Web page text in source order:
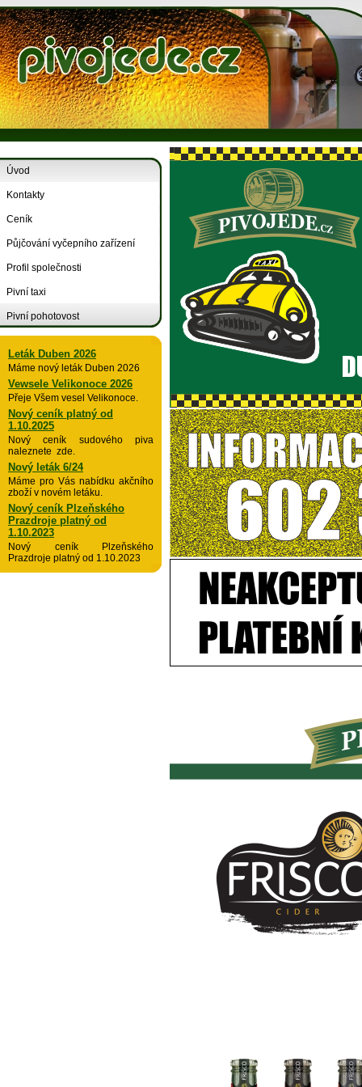
Úvod
Kontakty
Ceník
Půjčování vyčepního zařízení
Profil společnosti
Pivní taxi
Pivní pohotovost
Leták Duben 2026
Máme nový leták Duben 2026
Vewsele Velikonoce 2026
Přeje Všem vesel Velikonoce.
Nový ceník platný od
1.10.2025
Nový ceník sudového piva
naleznete zde.
Nový leták 6/24
Máme pro Vás nabídku akčního
zboží v novém letáku.
Nový ceník Plzeňského
Prazdroje platný od
1.10.2023
Nový ceník Plzeňského
Prazdroje platný od 1.10.2023